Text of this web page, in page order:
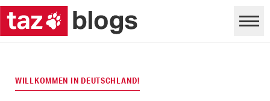
WILLKOMMEN IN DEUTSCHLAND!